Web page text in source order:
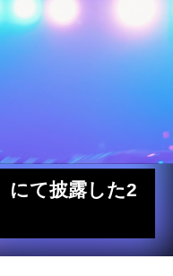
にて披露した2